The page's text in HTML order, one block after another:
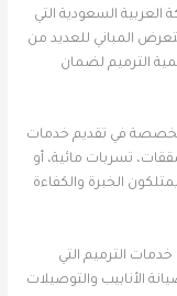
العربية السعودية التي
المباني للعديد من
الترميم لضمان
في تقديم خدمات
تسربات مائية، أو
الخبرة والكفاءة
الترميم التي
الأنابيب والتوصيلات